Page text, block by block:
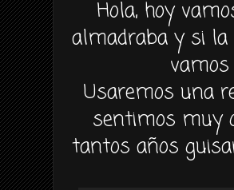
Hola, hoy
almadraba y si la
Usaremos una
sentimos muy
tantos años